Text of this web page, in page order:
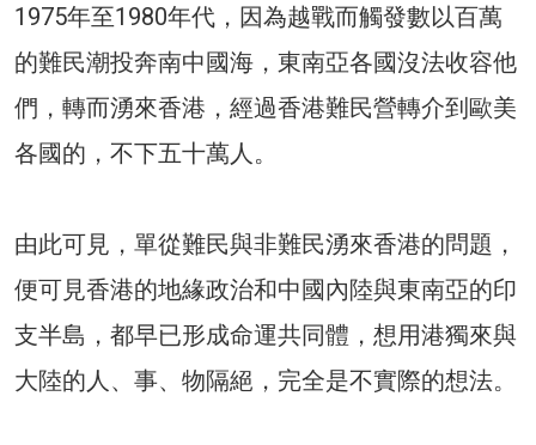
1975年至1980年代，因為越戰而觸發數以百萬
的難民潮投奔南中國海，東南亞各國沒法收容他
們，轉而湧來香港，經過香港難民營轉介到歐美
各國的，不下五十萬人。
由此可見，單從難民與非難民湧來香港的問題，
便可見香港的地緣政治和中國內陸與東南亞的印
支半島，都早已形成命運共​​同體，想用港獨來與
大陸的人、事、物隔絕，完全是不實際的想法。